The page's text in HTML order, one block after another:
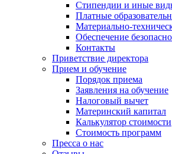
Стипендии и иные
Платные
Материально-
Обеспечение
Контакты
Приветствие директора
Прием и обучение
Порядок приема
Заявления на обучение
Налоговый вычет
Материнский капитал
Калькулятор стоимости
Стоимость программ
Пресса о нас